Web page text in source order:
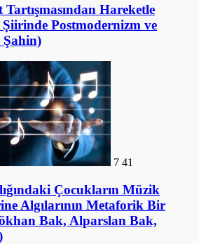
Hareketle
Postmodernizm ve
Şahin)
7 41
Çocukların Müzik
Algılarının Metaforik Bir
Bak, Alparslan Bak,